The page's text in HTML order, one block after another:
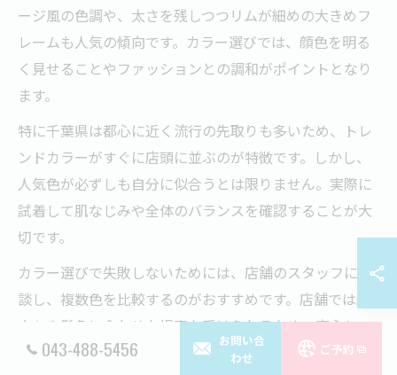
ージ風の色調や、太さを残しつつリムが細めの大きめフ
レームも人気の傾向です。カラー選びでは、顔色を明る
く見せることやファッションとの調和がポイントとなり
ます。
特に千葉県は都心に近く流行の先取りも多いため、トレ
ンドカラーがすぐに店頭に並ぶのが特徴です。しかし、
人気色が必ずしも自分に似合うとは限りません。実際に
試着して肌なじみや全体のバランスを確認することが大
切です。
カラー選びで失敗しないためには、店舗のスタッフに相
談し、複数色を比較するのがおすすめです。店舗では顔
立ちや髪色に合わせた提案も受けられるため、安心して
自分に合うカラーを見つけることができます。
043-488-5456
お問い合
わせ
ご予約